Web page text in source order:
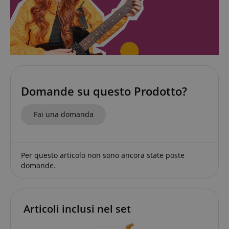
Domande su questo Prodotto?
Fai una domanda
Per questo articolo non sono ancora state poste
domande.
Articoli inclusi nel set
CookieScriptConsent
Google Privacy Policy